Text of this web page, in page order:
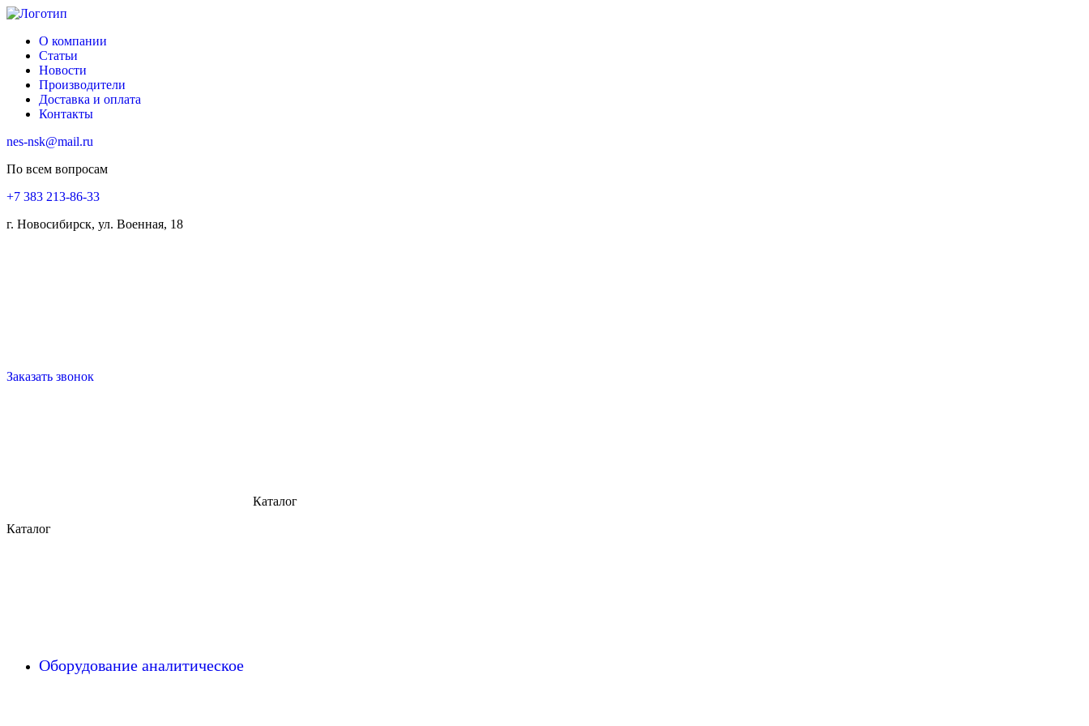
О компании
Статьи
Новости
Производители
Доставка и оплата
Контакты
nes-nsk@mail.ru
По всем вопросам
+7 383 213-86-33
г. Новосибирск, ул. Военная, 18
Заказать звонок
Каталог
Каталог
Оборудование аналитическое